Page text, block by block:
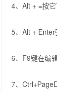
4、Alt + =按
5、Alt +
6、F9键在编
7、